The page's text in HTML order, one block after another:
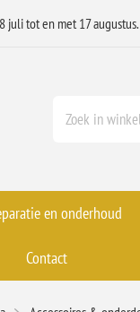
juli tot en met 17 augustus.
en onderhoud
Contact